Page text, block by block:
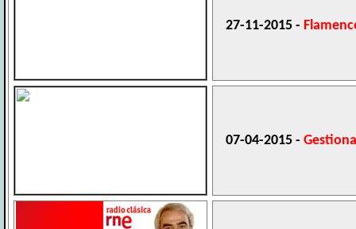
27-11-2015 -
07-04-2015 -